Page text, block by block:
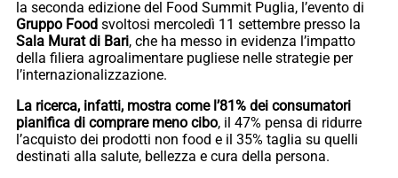
la seconda edizione del Food Summit Puglia, l’evento di
Gruppo Food svoltosi mercoledì 11 settembre presso la
Sala Murat di Bari, che ha messo in evidenza l’impatto
della filiera agroalimentare pugliese nelle strategie per
l’internazionalizzazione.
La ricerca, infatti, mostra come l’81% dei consumatori
pianifica di comprare meno cibo, il 47% pensa di ridurre
l’acquisto dei prodotti non food e il 35% taglia su quelli
destinati alla salute, bellezza e cura della persona.